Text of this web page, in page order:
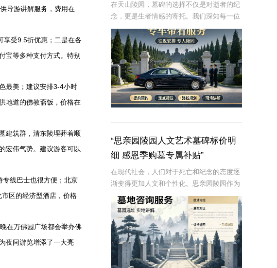
导游讲解服务，费用在
享受9.5折优惠；二是在各
宝等多种支付方式。特别
最美；建议安排3-4小时
地道的佛教斋饭，价格在
建筑群，清东陵埋葬着顺
宏伟气势。建议游客可以
线巴士也很方便；北京
区的经济型酒店，价格
在万佛园广场都会举办佛
夜间游览增添了一大亮
在天山陵园，墓碑的选择不仅是对逝者的纪
念，更是生者情感的寄托。我们深知每一位
客户的需求，因此推出了素雅简约墓碑基础
套餐，并确保其底价常年有效，折扣常年不
变，为每一位客户提供最透明、最实惠的服
务。本文将
“思亲园陵园人文艺术墓碑标价明
细 感恩季购墓专属补贴”
在现代社会，人们对于死亡和纪念的态度逐
渐变得更加人文和个性化。思亲园陵园作为
一家致力于提供高品质殡葬服务的机构，一
直秉承着尊重生命、传承文化的理念，推出
了一系列人文艺术墓碑，以满足不同家庭对
于纪念和缅